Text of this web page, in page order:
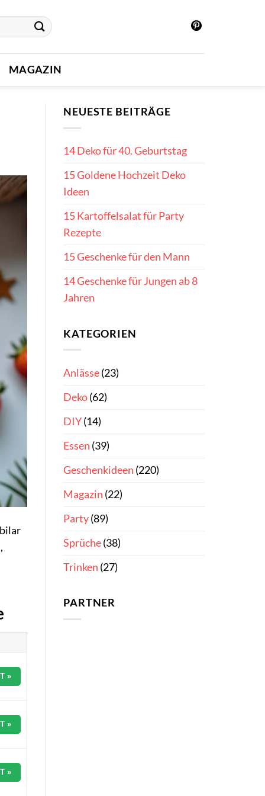
MAGAZIN
»
»
»
NEUESTE BEITRÄGE
14 Deko für 40. Geburtstag
15 Goldene Hochzeit Deko
Ideen
15 Kartoffelsalat für Party
Rezepte
15 Geschenke für den Mann
14 Geschenke für Jungen ab 8
Jahren
KATEGORIEN
Anlässe(23)
Deko(62)
DIY(14)
Essen (39)
Geschenkideen (220)
Magazin (22)
Party(89)
Sprüche(38)
Trinken (27)
PARTNER